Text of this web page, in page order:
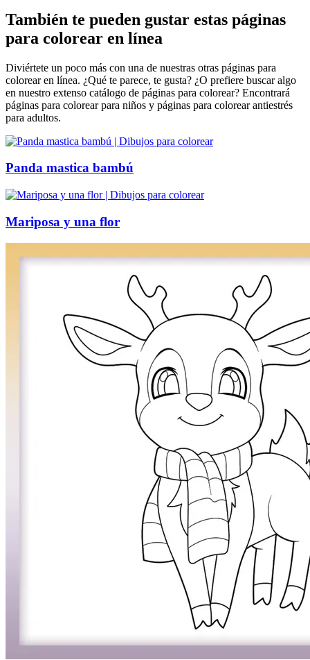
También te pueden gustar estas páginas
para colorear en línea
Diviértete un poco más con una de nuestras otras páginas para
colorear en línea. ¿Qué te parece, te gusta? ¿O prefiere buscar algo
en nuestro extenso catálogo de páginas para colorear? Encontrará
páginas para colorear para niños y páginas para colorear antiestrés
para adultos.
Panda mastica bambú
Mariposa y una flor